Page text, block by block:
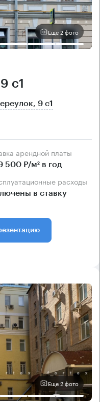
Еще 2 фото
с1
9 с1
арендной платы
500 Р/м² в год
расходы
в ставку
Еще 2 фото